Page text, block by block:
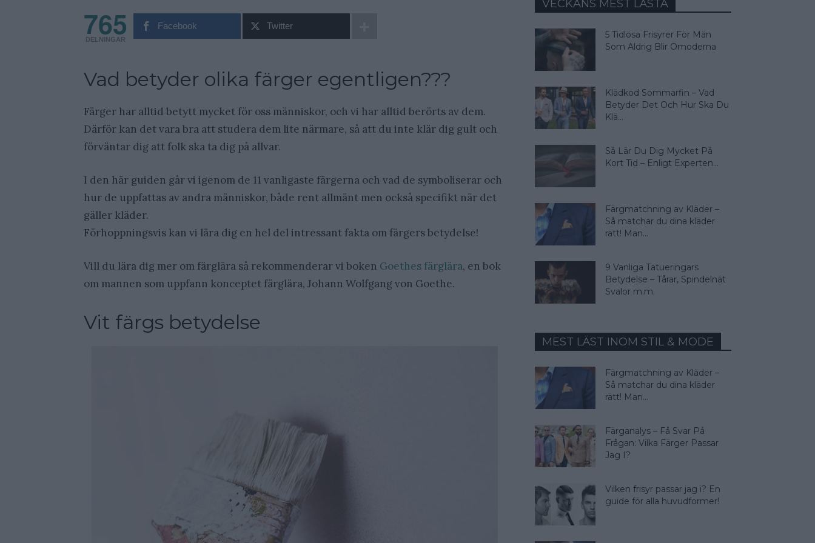
765
DELNINGAR
Facebook Twitter
Vad betyder olika färger egentligen???
Färger har alltid betytt mycket för oss människor, och vi har alltid berörts av dem.
Därför kan det vara bra att studera dem lite närmare, så att du inte klär dig gult och
förväntar dig att folk ska ta dig på allvar.
I den här guiden går vi igenom de 11 vanligaste färgerna och vad de symboliserar och
hur de uppfattas av andra människor, både rent allmänt men också specifikt när det
gäller kläder.
Förhoppningsvis kan vi lära dig en hel del intressant fakta om färgers betydelse!
Vill du lära dig mer om färglära så rekommenderar vi boken Goethes färglära, en bok
om mannen som uppfann konceptet färglära, Johann Wolfgang von Goethe.
Vit färgs betydelse
VECKANS MEST LÄSTA
5 Tidlösa Frisyrer För Män
Som Aldrig Blir Omoderna
Klädkod Sommarfin – Vad
Betyder Det Och Hur Ska Du
Klä...
Så Lär Du Dig Mycket På
Kort Tid – Enligt Experten...
Färgmatchning av Kläder –
Så matchar du dina kläder
rätt! Man...
9 Vanliga Tatueringars
Betydelse – Tårar, Spindelnät
Svalor m.m.
MEST LÄST INOM STIL & MODE
Färgmatchning av Kläder –
Så matchar du dina kläder
rätt! Man...
Färganalys – Få Svar På
Frågan: Vilka Färger Passar
Jag I?
Vilken frisyr passar jag i? En
guide för alla huvudformer!